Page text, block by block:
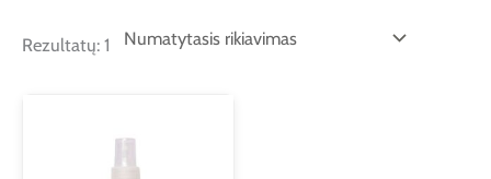
Rezultatų: 1